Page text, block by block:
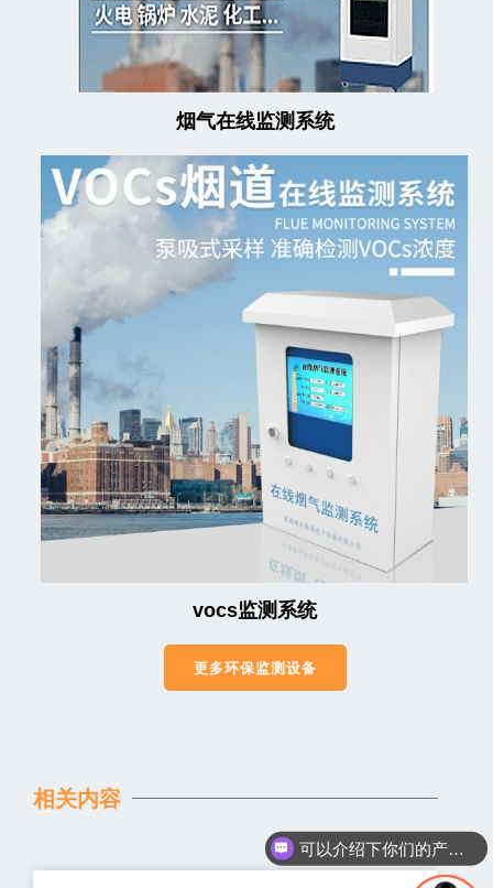
烟气在线监测系统
vocs监测系统
更多环保监测设备
相关内容
你们是怎么收费的呢